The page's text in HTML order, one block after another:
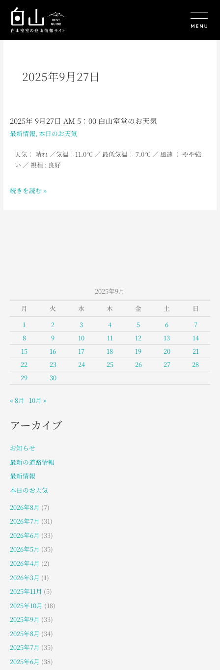
2025年9月27日
2025年 9月27日 AM 5：00 白山室堂のお天気
最新情報, 本日のお天気
天気： 晴れ ／気温：11.0℃ ／ 最低気温： 7.0℃ ／ 風速 ： やや強
い ／ 視程 : 良好
2025
年
月
27
AM
続きを読む »
2025年9月
月
火 水 木 金 土
日
1
2 3 4 5 6
7
8
9 10 11 12 13
14
15
16 17 18 19 20
21
22
23 24 25 26 27
28
29
30
« 8月 10月 »
アーカイブ
お知らせ
最新の道路情報
最新情報
本日のお天気
2026年8月 (7)
2026年7月 (31)
2026年6月 (33)
2026年5月 (35)
2026年4月 (2)
2026年3月 (1)
2025年11月 (5)
2025年10月 (18)
2025年9月 (33)
2025年8月 (34)
2025年7月 (35)
2025年6月 (38)